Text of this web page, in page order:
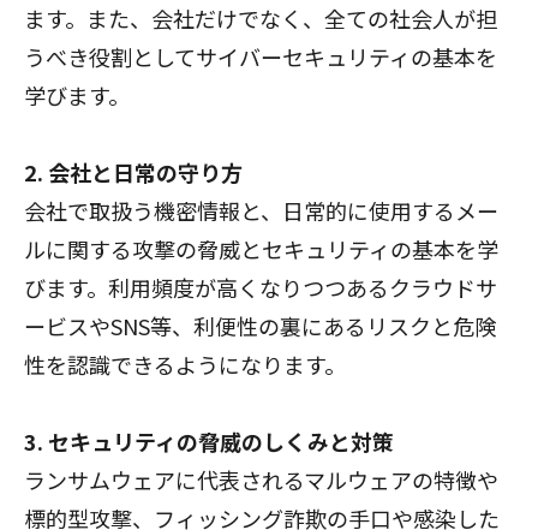
ます。また、会社だけでなく、全ての社会人が担
うべき役割としてサイバーセキュリティの基本を
学びます。
2. 会社と日常の守り方
会社で取扱う機密情報と、日常的に使用するメー
ルに関する攻撃の脅威とセキュリティの基本を学
びます。利用頻度が高くなりつつあるクラウドサ
ービスやSNS等、利便性の裏にあるリスクと危険
性を認識できるようになります。
3. セキュリティの脅威のしくみと対策
ランサムウェアに代表されるマルウェアの特徴や
標的型攻撃、フィッシング詐欺の手口や感染した